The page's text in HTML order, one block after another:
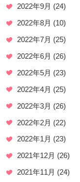
2022年9月 (24)
2022年8月 (10)
2022年7月 (25)
2022年6月 (26)
2022年5月 (23)
2022年4月 (25)
2022年3月 (26)
2022年2月 (22)
2022年1月 (23)
2021年12月 (26)
2021年11月 (24)